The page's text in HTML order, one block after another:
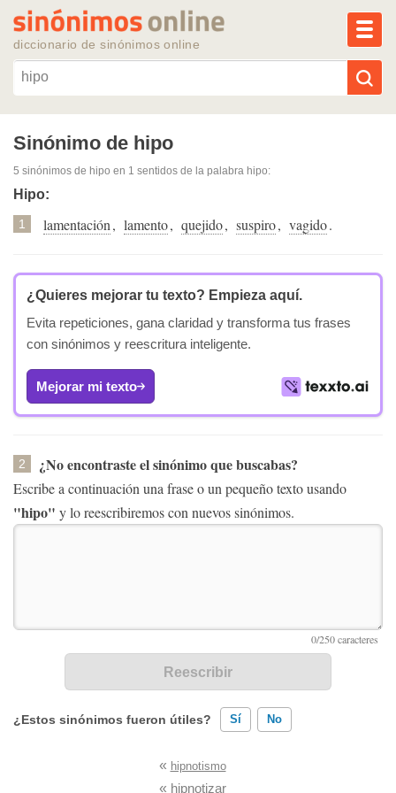
diccionario de sinónimos online
Reescribir texto con IA
Sinónimos populares
Temas populares
Temas recientes
Sinónimo de hipo
5 sinónimos de hipo en 1 sentidos de la palabra hipo:
Hipo:
1 lamentación, lamento, quejido, suspiro, vagido.
¿Quieres mejorar tu texto? Empieza aquí.
Evita repeticiones, gana claridad y transforma tus frases
con sinónimos y reescritura inteligente.
Mejorar mi texto
2 ¿No encontraste el sinónimo que buscabas?
Escribe a continuación una frase o un pequeño texto usando
"hipo" y lo reescribiremos con nuevos sinónimos.
¿Estos sinónimos fueron útiles? Sí No
Existen sinónimos incorrectos
« hipnotismo
« hipnotizar